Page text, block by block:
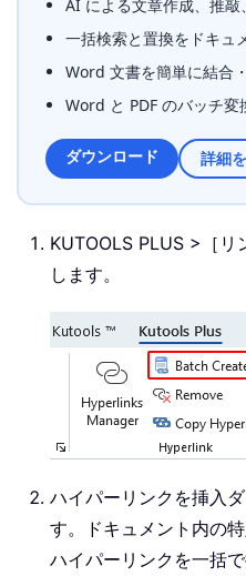
AI による文章作成、推敲
一括検索と置換をドキュ
Word 文書を簡単に結合
Word と PDF のバッチ変
ダウンロード 詳細
KUTOOLS PLUS >［リ
します。
ハイパーリンクを挿入
す。ドキュメント内の
ハイパーリンクを一括